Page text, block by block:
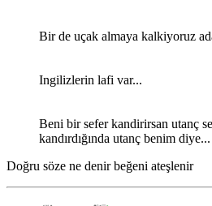
Bir de uçak almaya kalkiyoruz
Ingilizlerin lafi var...
Beni bir sefer kandirirsan utanç
kandırdığında utanç benim diye...
Doğru söze ne denir beğeni ateşlenir